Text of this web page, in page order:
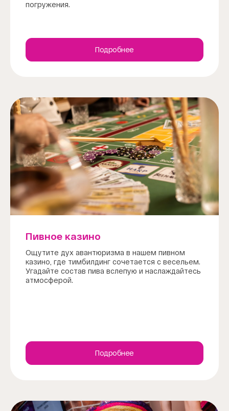
погружения.
Подробнее
Пивное казино
Ощутите дух авантюризма в нашем пивном
казино, где тимбилдинг сочетается с весельем.
Угадайте состав пива вслепую и наслаждайтесь
атмосферой.
Подробнее